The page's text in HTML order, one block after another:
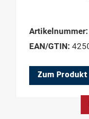
Artikelnummer:
EAN/GTIN:
Zum Produkt